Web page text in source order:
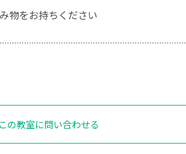
物をお持ちください
この教室に問い合わせる